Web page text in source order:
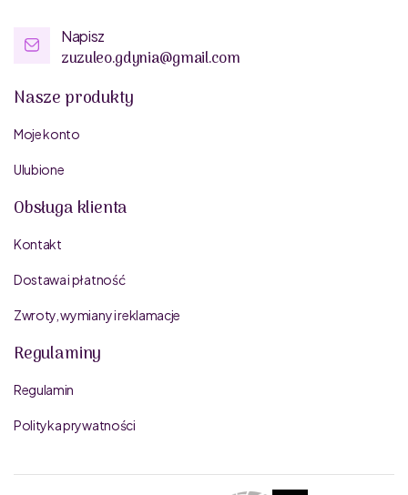
Napisz
zuzuleo.gdynia@gmail.com
Nasze produkty
Moje konto
Ulubione
Obsługa klienta
Kontakt
Dostawa i płatność
Zwroty, wymiany i reklamacje
Regulaminy
Regulamin
Polityka prywatności